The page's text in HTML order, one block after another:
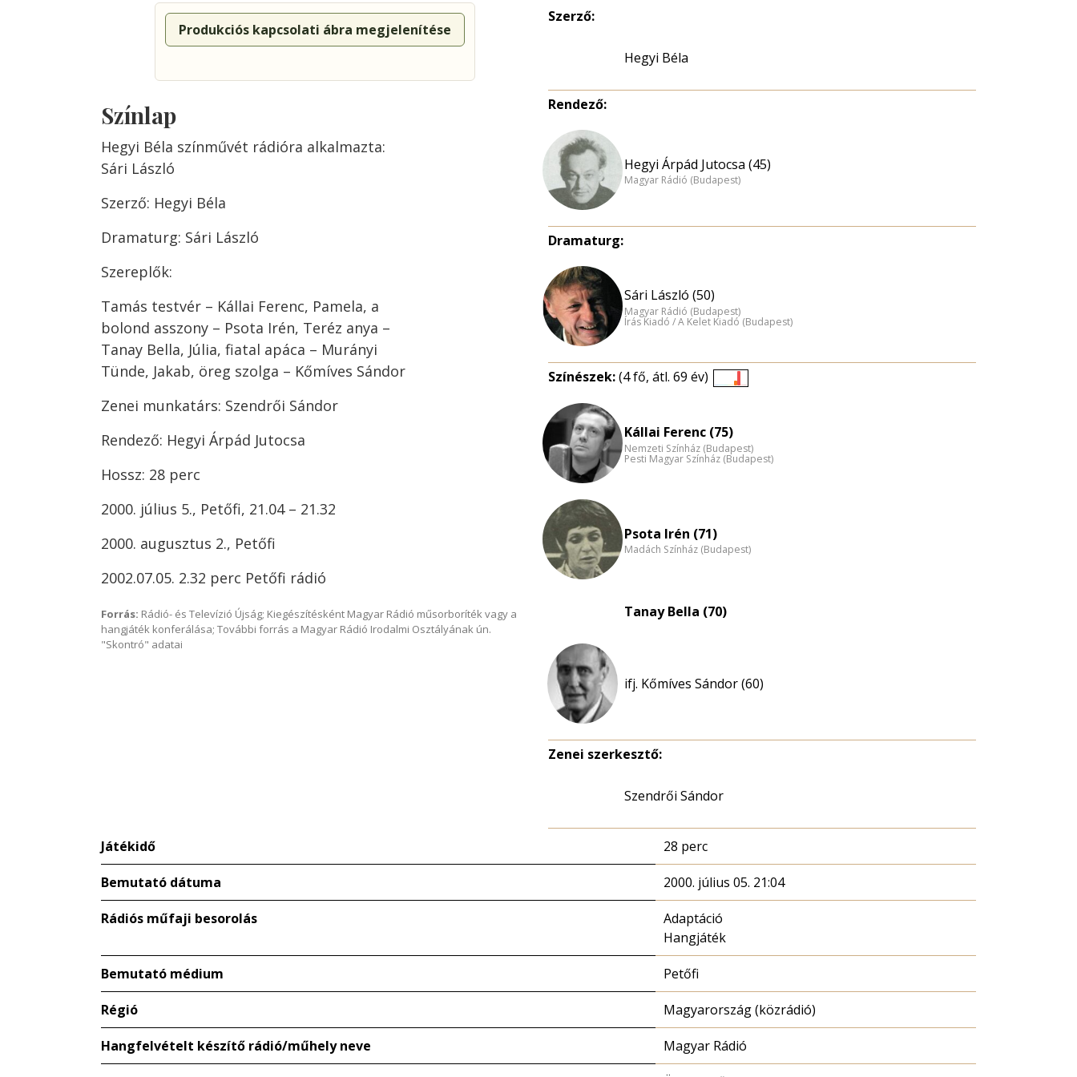
Produkciós kapcsolati ábra megjelenítése
Színlap
Hegyi Béla színművét rádióra alkalmazta:
Sári László
Szerző: Hegyi Béla
Dramaturg: Sári László
Szereplők:
Tamás testvér – Kállai Ferenc, Pamela, a
bolond asszony – Psota Irén, Teréz anya –
Tanay Bella, Júlia, fiatal apáca – Murányi
Tünde, Jakab, öreg szolga – Kőmíves Sándor
Zenei munkatárs: Szendrői Sándor
Rendező: Hegyi Árpád Jutocsa
Hossz: 28 perc
2000. július 5., Petőfi, 21.04 – 21.32
2000. augusztus 2., Petőfi
2002.07.05. 2.32 perc Petőfi rádió
Forrás: Rádió- és Televízió Újság; Kiegészítésként Magyar Rádió műsorboríték vagy a
hangjáték konferálása; További forrás a Magyar Rádió Irodalmi Osztályának ún.
"Skontró" adatai
Szerző:
Hegyi Béla
Rendező:
Hegyi Árpád Jutocsa (45)
Magyar Rádió (Budapest)
Dramaturg:
Sári László (50)
Magyar Rádió (Budapest)
Írás Kiadó / A Kelet Kiadó (Budapest)
Színészek:(4 fő, átl. 69 év)
nagyítása
Kállai Ferenc (75)
Nemzeti Színház (Budapest)
Pesti Magyar Színház (Budapest)
Psota Irén (71)
Madách Színház (Budapest)
Tanay Bella (70)
ifj. Kőmíves Sándor (60)
Zenei szerkesztő:
Szendrői Sándor
Játékidő 28 perc
Bemutató dátuma 2000. július 05. 21:04
Rádiós műfaji besorolás
Adaptáció
Hangjáték
Bemutató médium Petőfi
Régió Magyarország (közrádió)
Hangfelvételt készítő rádió/műhely neve Magyar Rádió